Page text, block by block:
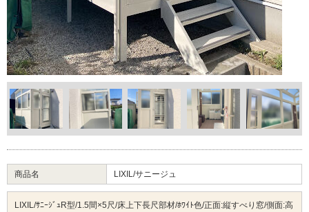
商品名 LIXIL/サニージュ
LIXIL/ｻﾆｰｼﾞｭR型/1.5間×5尺/床上下長尺部材/ﾎﾜｲﾄ色/正面:縦すべり窓/側面:高